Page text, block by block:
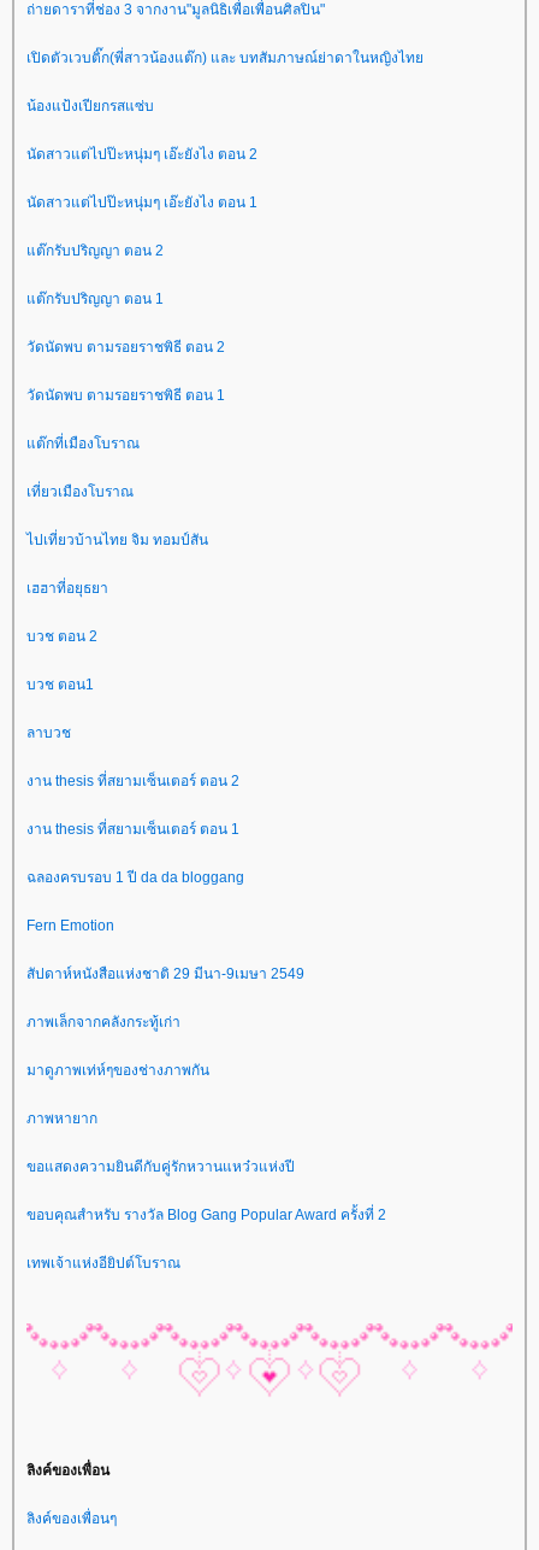
ถ่ายดาราที่ช่อง 3 จากงาน"มูลนิธิเพื่อเพื่อนศิลปิน"
เปิดตัวเวบติ๊ก(พี่สาวน้องแต๊ก) และ บทสัมภาษณ์ย่าดาในหญิงไท
น้องแป้งเปียกรสแซ่บ
นัดสาวแต่ไปป๊ะหนุ่มๆ เอ๊ะยังไง ตอน 2
นัดสาวแต่ไปป๊ะหนุ่มๆ เอ๊ะยังไง ตอน 1
ต๊กรับปริญญา ตอน 2
ต๊กรับปริญญา ตอน 1
วัดนัดพบ ตามรอยราชพิธี ตอน 2
วัดนัดพบ ตามรอยราชพิธี ตอน 1
ต๊กที่เมืองโบราณ
เที่ยวเมืองโบราณ
ไปเที่ยวบ้านไทย จิม ทอมป์สัน
เฮฮาที่อยุธยา
บวช ตอน 2
บวช ตอน1
ลาบวช
งาน thesis ที่สยามเซ็นเตอร์ ตอน 2
งาน thesis ที่สยามเซ็นเตอร์ ตอน 1
ฉลองครบรอบ 1 ปี da da bloggang
Fern Emotion
สัปดาห์หนังสือแห่งชาติ 29 มีนา-9เมษา 2549
ภาพเล็กจากคลังกระทู้เก่า
มาดูภาพเท่ห์ๆของช่างภาพกัน
ภาพหายาก
ขอแสดงความยินดีกับคู่รักหวานแหว๋วแห่งปี
ขอบคุณสำหรับ รางวัล Blog Gang Popular Award ครั้งที่ 2
เทพเจ้าแห่งอียิปต์โบราณ
ลิงค์ของเพื่อน
ลิงค์ของเพื่อนๆ